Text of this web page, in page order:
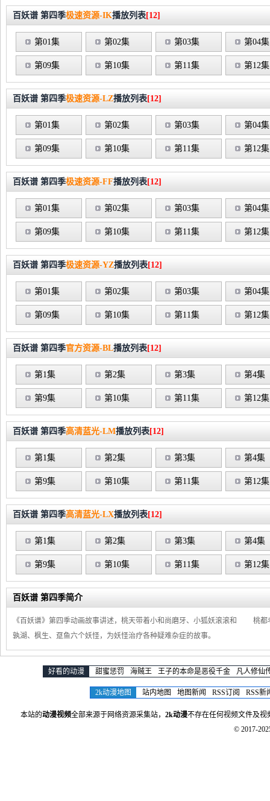
百妖谱 第四季极速资源-IK播放列表[12]
第01集 第02集 第03集 第04集
第09集 第10集 第11集 第12集
百妖谱 第四季极速资源-LZ播放列表[12]
第01集 第02集 第03集 第04集
第09集 第10集 第11集 第12集
百妖谱 第四季极速资源-FF播放列表[12]
第01集 第02集 第03集 第04集
第09集 第10集 第11集 第12集
百妖谱 第四季极速资源-YZ播放列表[12]
第01集 第02集 第03集 第04集
第09集 第10集 第11集 第12集
百妖谱 第四季官方资源-BL播放列表[12]
第1集 第2集 第3集 第4集
第9集 第10集 第11集 第12集
百妖谱 第四季高清蓝光-LM播放列表[12]
第1集 第2集 第3集 第4集
第9集 第10集 第11集 第12集
百妖谱 第四季高清蓝光-LX播放列表[12]
第1集 第2集 第3集 第4集
第9集 第10集 第11集 第12集
百妖谱 第四季简介
《百妖谱》第四季动画故事讲述，桃天带着小和尚磨牙、小狐妖滚滚和 桃
孰湖、枫生、趸鱼六个妖怪，为妖怪治疗各种疑难杂症的故事。
好看的动漫 甜蜜惩罚 海贼王 王子的本命是恶役千金 凡人修仙
2k动漫地图 站内地图 地图新闻 RSS订阅 RSS新
本站的动漫视频全部来源于网络资源采集站， 2k动漫不存在任何视频文件及视
© 2017-